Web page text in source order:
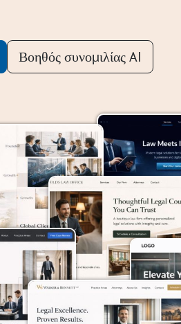
Βοηθός συνομιλίας AI